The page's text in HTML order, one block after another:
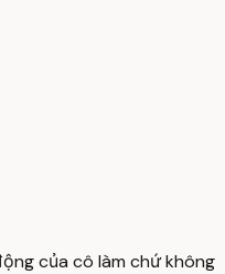
của cô làm chứ không